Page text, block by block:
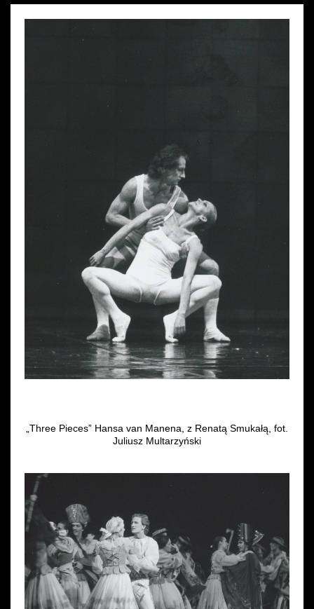
Wynajem kostiumów
Fundusze unijne
Dotacje celowe
„Three Pieces” Hansa van Manena, z Renatą Smukałą, fot.
Juliusz Multarzyński